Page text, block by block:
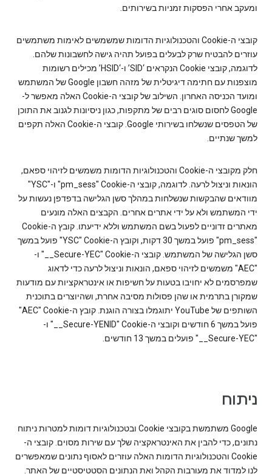
ומעקב אחרי הפסקות זמניות בשירותים.
קובצי ה-Cookie והטכנולוגיות הדומות שמשמשים לאימות משתמשים
עוזרים להבטיח שרק לבעלים בפועל תהיה גישה לחשבונות שלהם.
לדוגמה, קובצי Cookie הנקראים ‘SID’ ו-‘HSID’ מכילים רשומות
מוצפנות עם חתימה דיגיטלית של מזהה חשבון Google של המשתמש
ומועד הכניסה האחרון. השילוב של קובצי ה-Cookie האלה מאפשר ל-
Google לחסום סוגים רבים של מתקפות, כגון ניסיונות לגנוב את התוכן
של הטפסים שנשלחו בשירותי Google. קובצי ה-Cookie האלה תקפים
למשך שנתיים.
חלק מקובצי ה-Cookie והטכנולוגיות הדומות משמשים לזיהוי ספאם,
הונאות וניצול לרעה. לדוגמה, קובצי ה-Cookie‏ "pm_sess" ו-"YSC"
מוודאים שהבקשות שנשלחות במהלך סשן הגלישה בדפדפן נעשות על
ידי המשתמש ולא על ידי אתרים אחרים. הקבצים האלה מונעים
"pm_sess" פועל במשך 30 דקות, וקובץ ה-Cookie‏ "YSC" פועל במשך
סשן הגלישה של המשתמש. קובצי ה-Cookie‏ "‎__Secure-YEC" ו-
"AEC" משמשים לזיהוי ספאם, הונאות וניצול לרעה כדי לדאוג
שמפרסמים לא יחויבו בטעות על חשיפות או אינטראקציות עם מודעות
שמקורן בתרמית או שהן פסולות מסיבה אחרת, ושהיוצרים בתוכנית
השותפים של YouTube יתוגמלו בצורה הוגנת. קובץ ה-Cookie‏ "AEC"
פועל במשך 6 חודשים וקובצי ה-Cookie‏ "‎__Secure-YENID" ו-
"‎__Secure-YEC" פועלים במשך 13 חודשים.
ניתוח
‫Google משתמשת בקובצי Cookie ובטכנולוגיות דומות למטרות ניתוח
נתונים, כדי להבין את האינטראקציה שלך עם שירות מסוים. קובצי ה-
Cookie והטכנולוגיות הדומות האלה עוזרים לאסוף נתונים שמאפשרים
לנו למדוד את מעורבות הקהל ואת הנתונים הסטטיסטיים של האתר.